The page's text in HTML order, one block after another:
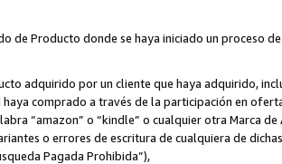
de Producto donde se haya iniciado un proceso
adquirido por un cliente que haya adquirido,
haya comprado a través de la participación en
“amazon” o “kindle” o cualquier otra Marca
o errores de escritura de cualquiera de
Pagada Prohibida”),